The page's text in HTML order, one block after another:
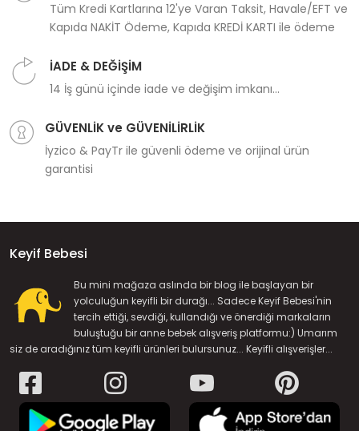
Tüm Kredi Kartlarına 12'ye Varan Taksit, Havale/EFT ve
Kapıda NAKİT Ödeme, Kapıda KREDİ KARTI ile ödeme
İADE & DEĞİŞİM
14 İş günü içinde iade ve değişim imkanı...
GÜVENLİK ve GÜVENİLİRLİK
İyzico & PayTr ile güvenli ödeme ve orijinal ürün
garantisi
Keyif Bebesi
Bu mini mağaza aslında bir blog ile başlayan bir
yolculuğun keyifli bir durağı... Sadece Keyif Bebesi'nin
tercih ettiği, sevdiği, kullandığı ve önerdiği markaların
buluştuğu bir anne bebek alışveriş platformu:) Umarım
siz de aradığınız tüm keyifli ürünleri bulursunuz... Keyifli alışverişler...